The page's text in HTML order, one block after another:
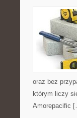
oraz bez
którym liczy
Amorepacific